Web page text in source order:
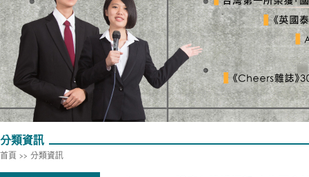
分類資訊
首頁 >> 分類資訊